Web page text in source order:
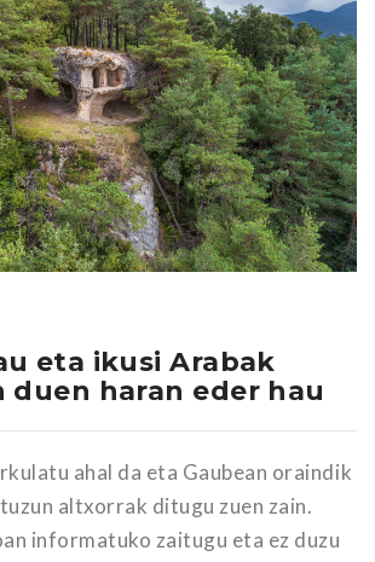
eta ikusi Arabak
duen haran eder hau
ahal da eta Gaubean oraindik
altxorrak ditugu zuen zain.
informatuko zaitugu eta ez duzu